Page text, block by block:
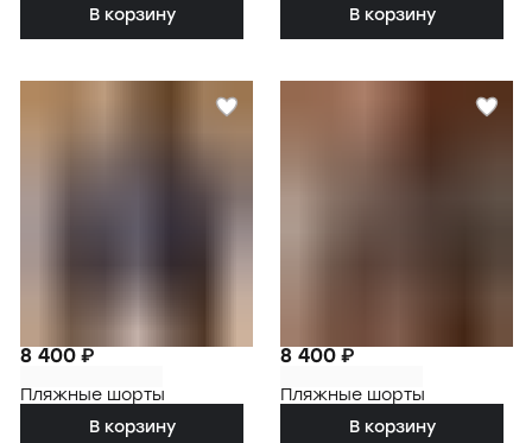
В корзину
В корзину
8 400 ₽
Пляжные шорты
В корзину
8 400 ₽
Пляжные шорты
В корзину